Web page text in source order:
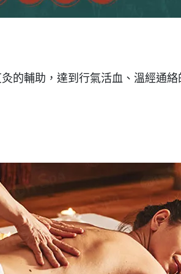
的輔助，達到行氣活血、溫經通絡